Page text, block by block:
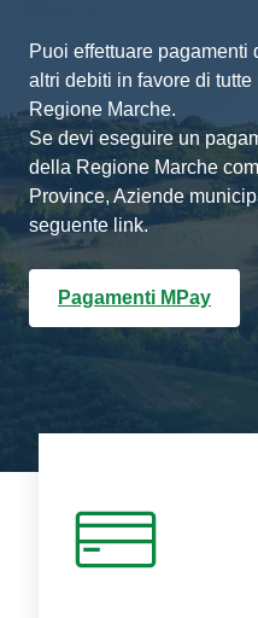
Puoi effettuare
altri debiti in favore di
Regione Marche.
Se devi eseguire un
della Regione Marche
Province, Aziende
seguente link.
Pagamenti MPay